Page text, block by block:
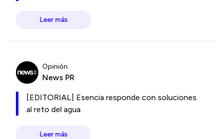
Leer más
Opinión
News PR
[EDITORIAL] Esencia responde con soluciones
al reto del agua
Leer más